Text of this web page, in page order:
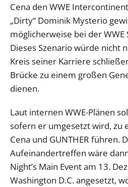
Cena den WWE
„Dirty“ Dominik Mysterio
möglicherweise bei der WWE
Dieses Szenario würde nicht
Kreis seiner Karriere
Brücke zu einem großen
dienen.
Laut internen WWE-Plänen
sofern er umgesetzt wird, zu
Cena und GUNTHER führen.
Aufeinandertreffen wäre
Night’s Main Event am 13.
Washington D.C. angesetzt,